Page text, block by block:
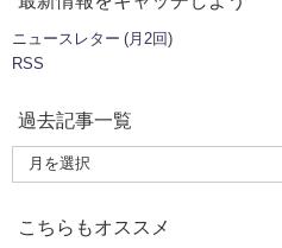
ニュースレター (月2回)
RSS
過去記事一覧
こちらもオススメ